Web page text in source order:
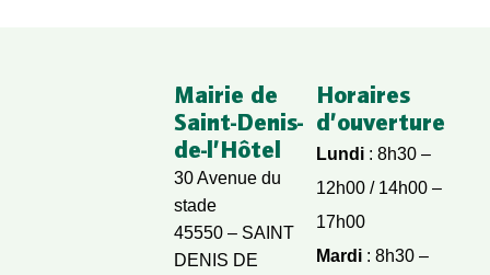
Mairie de
Saint-Denis-
de-l’Hôtel
30 Avenue du
stade
45550 – SAINT
DENIS DE
Horaires
d’ouverture
Lundi: 8h30 –
12h00 / 14h00 –
17h00
Mardi: 8h30 –